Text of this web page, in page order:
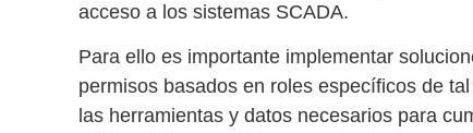
acceso a los sistemas SCADA.
Para ello es importante implementar
permisos basados en roles específicos de
las herramientas y datos necesarios para